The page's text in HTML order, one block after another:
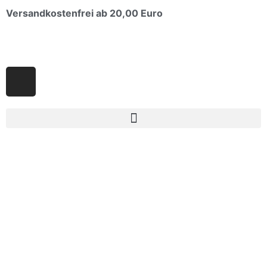
Versandkostenfrei ab 20,00 Euro